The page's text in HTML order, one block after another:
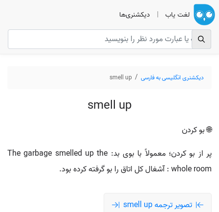
لغت یاب | دیکشنری‌ها
دیکشنری انگلیسی به فارسی smell up
smell up
🌐 بو کردن
پر از بو کردن؛ معمولاً با بوی بد: The garbage smelled up the
whole room : آشغال کل اتاق را بو گرفته کرده بود.
تصویر ترجمه smell up